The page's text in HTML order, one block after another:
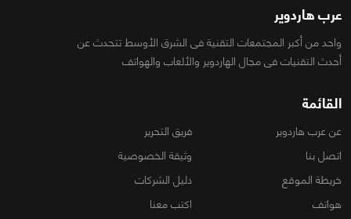
عرب هاردوير
واحد من أكبر المجتمعات التقنية فى الشرق الأوسط تتحدث عن
أحدث التقنيات فى مجال الهاردوير والألعاب والهواتف
القائمة
عن عرب هاردوير
فريق التحرير
اتصل بنا
وثيقة الخصوصية
خريطة الموقع
دليل الشركات
هواتف
اكتب معنا